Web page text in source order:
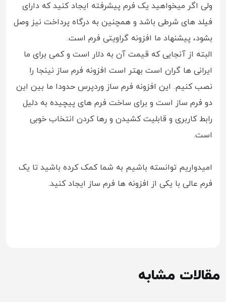
ولی اگر میخواهید یک فرم پیشرفته ایجاد کنید که دارای
فیلد های شرطی باشد و همچنین به درگاه پرداخت نیز وصل
بشود، پیشنهاد ما افزونه گراویتی فرم است.
البته از آنجایی که قیمت آن به دلار است و کمی برای ما
ایرانی ها گران است بهتر است افزونه فرم ساز نینجا را
نصب کنیم. این افزونه فرم ساز وردپرس حدودا ما بین این
دو فرم ساز است و برای ساخت فرم های پیچیده به دلیل
رابط کاربری و قابلیت کشیدن و رها کردن انتخاب خوبی
است.
امیدواریم توانسته باشیم به شما کمک کرده باشید تا یک
فرم عالی با یکی از افزونه ها فرم ساز ایجاد کنید.
مقالات مشابه